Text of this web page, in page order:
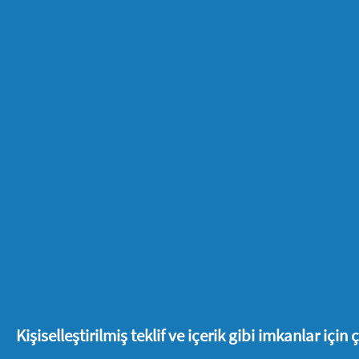
21. P&G istediği takdirde bu
Kişiselleştirilmiş teklif ve içerik gibi imkanlar için